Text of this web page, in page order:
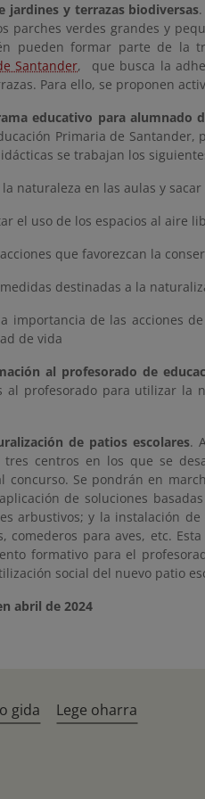
jardines y terrazas biodiversas
parches verdes grandes y
pueden formar parte de la
Santander,
que busca la
Para ello, se proponen
educativo para alumnado
Primaria de
se trabajan los
naturaleza en las aulas y sacar
el uso de los espacios al aire
que favorezcan la
destinadas a la
importancia de las acciones
de vida
al profesorado de
al profesorado para utilizar la
de patios escolares.
tres centros en los que se
concurso. Se pondrán en
de soluciones
arbustivos; y la instalación
comederos para aves, etc.
formativo para el
social del nuevo patio
abril de 2024
gida Lege oharra